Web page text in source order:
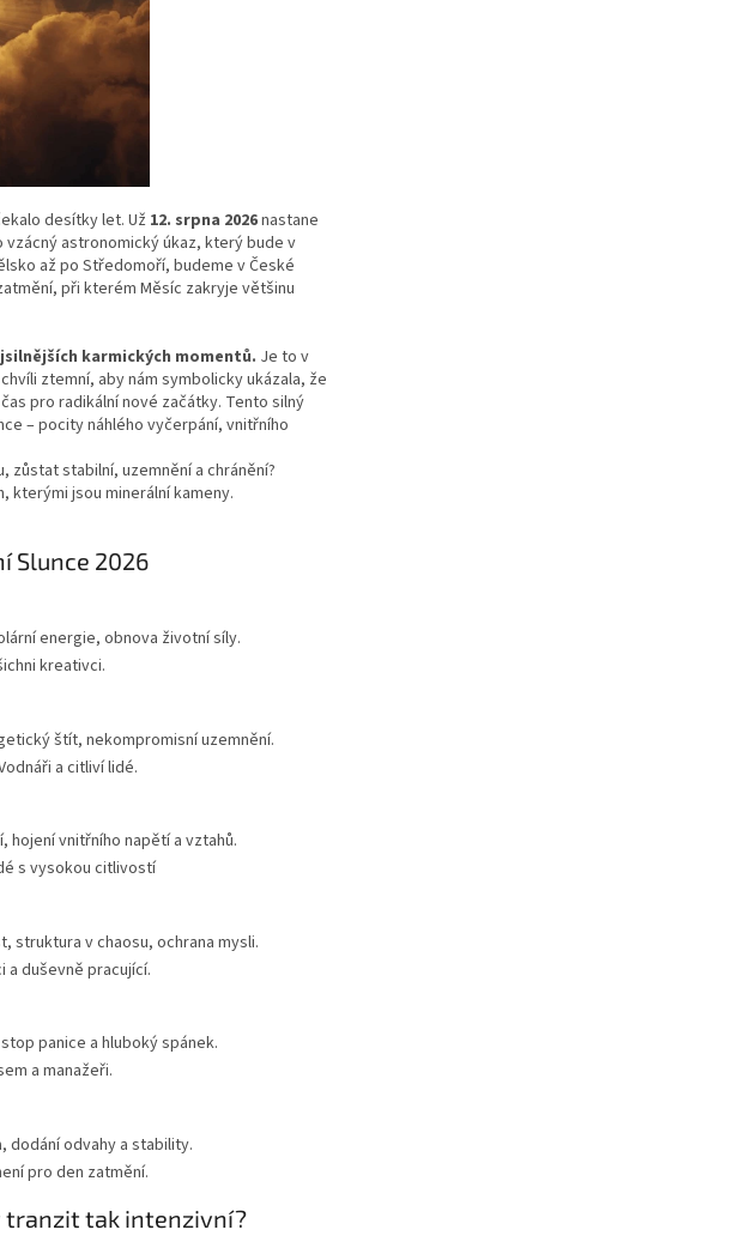
desítky let. Už 12. srpna 2026nastane
vzácný astronomický úkaz, který bude v
až po Středomoří, budeme v České
při kterém Měsíc zakryje většinu
karmických momentů. Je to v
ztemní, aby nám symbolicky ukázala, že
pro radikální nové začátky. Tento silný
– pocity náhlého vyčerpání, vnitřního
stabilní, uzemnění a chránění?
kterými jsou minerální kameny.
Slunce 2026
energie, obnova životní síly.
kreativci.
štít, nekompromisní uzemnění.
a citliví lidé.
hojení vnitřního napětí a vztahů.
s vysokou citlivostí
struktura v chaosu, ochrana mysli.
a duševně pracující.
panice a hluboký spánek.
a manažeři.
dodání odvahy a stability.
pro den zatmění.
tranzit tak intenzivní?